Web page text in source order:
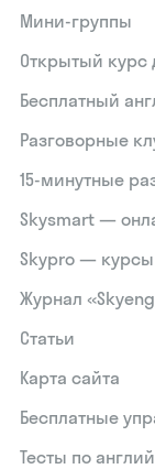
Мини-группы
Открытый курс
Бесплатный
Разговорные
15‑минутные
Skysmart —
Skypro —
Журнал
Статьи
Карта сайта
Бесплатные
Тесты по